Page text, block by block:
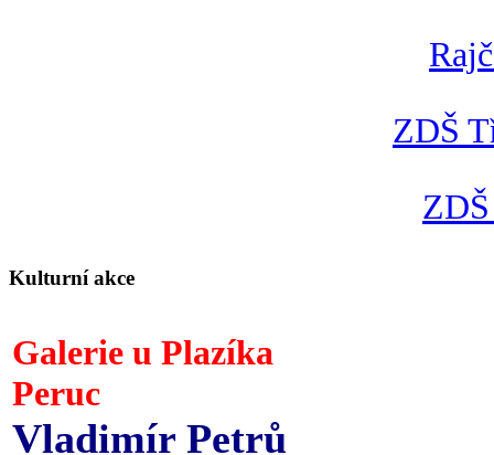
ZDŠ
Kulturní akce
Galerie u Plazíka
Peruc
Vladimír Petrů